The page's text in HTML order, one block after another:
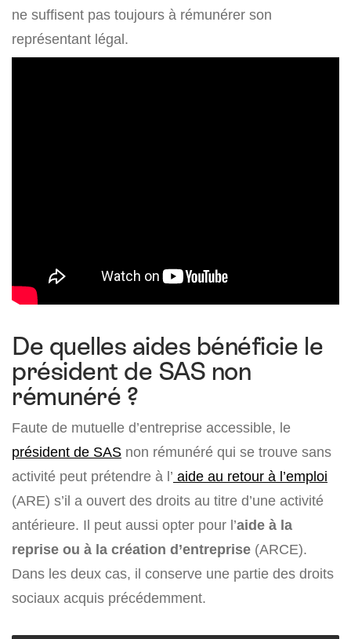
ne suffisent pas toujours à rémunérer son
représentant légal.
De quelles aides bénéficie le
président de SAS non
rémunéré ?
Faute de mutuelle d’entreprise accessible, le
président de SAS non rémunéré qui se trouve sans
activité peut prétendre à l’ aide au retour à l’emploi
(ARE) s’il a ouvert des droits au titre d’une activité
antérieure. Il peut aussi opter pour l’aide à la
reprise ou à la création d’entreprise (ARCE).
Dans les deux cas, il conserve une partie des droits
sociaux acquis précédemment.